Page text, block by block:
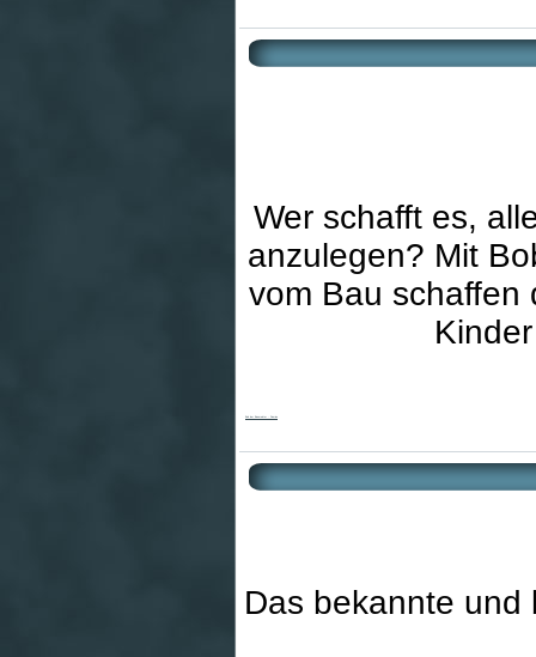
Wer schafft es,
anzulegen? Mit
vom Bau schaffen
Das bekannte und